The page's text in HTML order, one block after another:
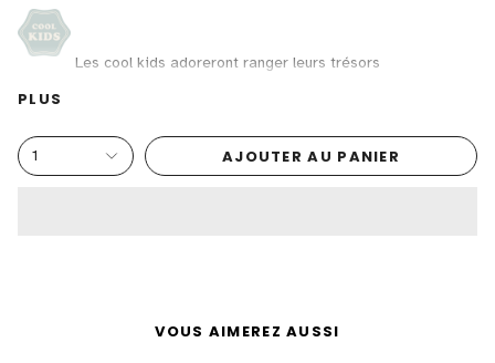
Les cool kids adoreront ranger leurs trésors
3 ans et +
PLUS
1 AJOUTER AU PANIER
VOUS AIMEREZ AUSSI